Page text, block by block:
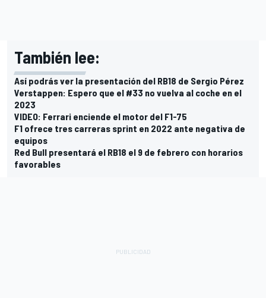
También lee:
Así podrás ver la presentación del RB18 de Sergio Pérez
Verstappen: Espero que el #33 no vuelva al coche en el
2023
VIDEO: Ferrari enciende el motor del F1-75
F1 ofrece tres carreras sprint en 2022 ante negativa de
equipos
Red Bull presentará el RB18 el 9 de febrero con horarios
favorables